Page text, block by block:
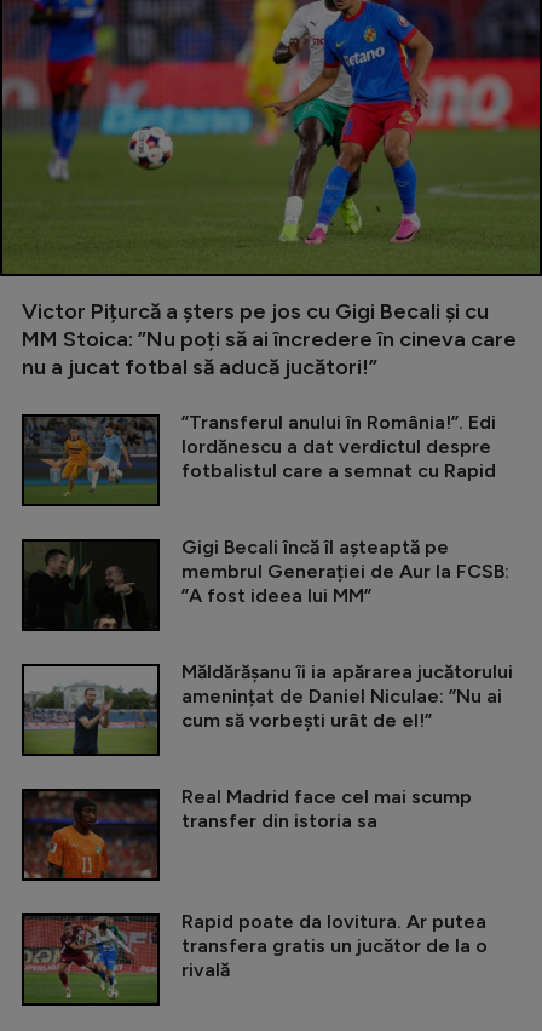
Victor Pițurcă a șters pe jos cu Gigi Becali și cu
MM Stoica: ”Nu poți să ai încredere în cineva care
nu a jucat fotbal să aducă jucători!”
”Transferul anului în România!”. Edi
Iordănescu a dat verdictul despre
fotbalistul care a semnat cu Rapid
Gigi Becali încă îl așteaptă pe
membrul Generației de Aur la FCSB:
”A fost ideea lui MM”
Măldărășanu îi ia apărarea jucătorului
amenințat de Daniel Niculae: ”Nu ai
cum să vorbești urât de el!”
Real Madrid face cel mai scump
transfer din istoria sa
Rapid poate da lovitura. Ar putea
transfera gratis un jucător de la o
rivală